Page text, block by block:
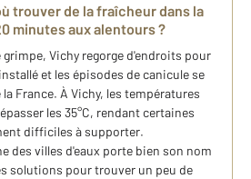
trouver de la fraîcheur dans la
minutes aux alentours ?
Vichy regorge d'endroits pour
et les épisodes de canicule se
France. À Vichy, les températures
les 35°C, rendant certaines
difficiles à supporter.
des villes d'eaux porte bien son nom
solutions pour trouver un peu de